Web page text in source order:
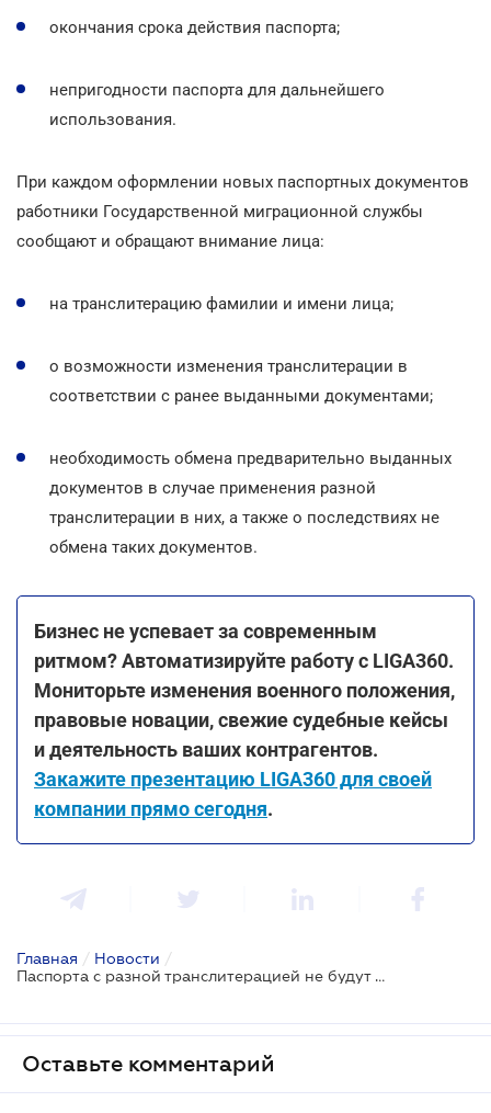
окончания срока действия паспорта;
непригодности паспорта для дальнейшего
использования.
При каждом оформлении новых паспортных документов
работники Государственной миграционной службы
сообщают и обращают внимание лица:
на транслитерацию фамилии и имени лица;
о возможности изменения транслитерации в
соответствии с ранее выданными документами;
необходимость обмена предварительно выданных
документов в случае применения разной
транслитерации в них, а также о последствиях не
обмена таких документов.
Бизнес не успевает за современным
ритмом? Автоматизируйте работу с LIGA360.
Мониторьте изменения военного положения,
правовые новации, свежие судебные кейсы
и деятельность ваших контрагентов.
Закажите презентацию LIGA360 для своей
компании прямо сегодня.
Главная / Новости /
Паспорта с разной транслитерацией не будут признаваться недействительными автоматически
Оставьте комментарий